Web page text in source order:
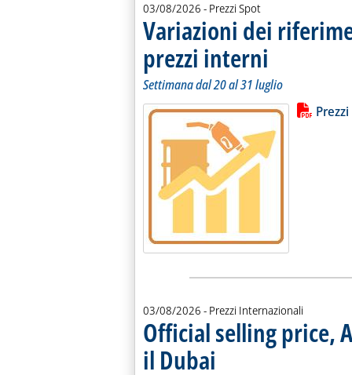
03/08/2026 - Prezzi Spot
Variazioni dei
prezzi interni
Settimana dal 20 al 31 luglio
Leggi
Lista allegati PDF alla
03/08/2026 - Prezzi Internazionali
Official selling price,
il Dubai . Sottotitolo: L'Ice sospende i
. Pubblicata lunedì 03 agosto 2026